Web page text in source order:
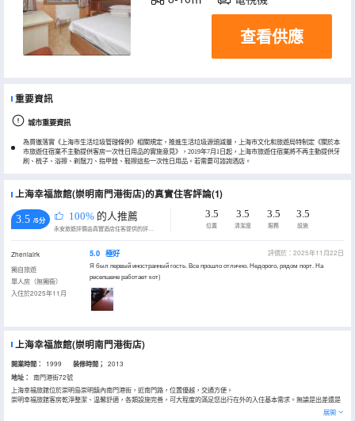
查看供應
重要資訊
城市重要資訊
為貫徹落實《上海市生活垃圾管理條例》相關規定，推進生活垃圾源頭減量，上海市文化和旅遊局特制定《關於本
市旅遊住宿業不主動提供客房一次性日用品的實施意見》，2019年7月1日起，上海市旅遊住宿業將不再主動提供牙
刷、梳子、浴擦、剃鬚刀、指甲銼、鞋擦這些一次性日用品。若需要可諮詢酒店。
上海幸福旅館(崇明南門港街店)的真實住客評論(1)
3.5 /5分 100% 的人推薦
永安旅遊評價由真實酒店住客提供的評價。
3.5
位置
3.5
清潔度
3.5
服務
3.5
設施
Zheniairk
獨自旅遊
單人房（無獨衞）
入住於2025年11月
5.0 極好
評價於：2025年11月22日
Я был первый иностранный гость. Все прошло отлично. Недорого, рядом порт. На
ресепшене работает кот)
上海幸福旅館(崇明南門港街店)
開業時間： 1999 装修時間； 2013
地址：
南門港街72號
上海幸福旅館位於崇明島崇明鎮內南門港街，近南門路，位置優越，交通方便。
崇明幸福旅館客房乾淨整潔、温馨舒適，各類設施完善，可大程度的滿足您出行在外的入住基本需求。無論是出差還是
展開